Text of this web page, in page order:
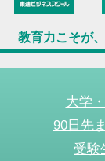
教育力こそが
大学
90日先
受験